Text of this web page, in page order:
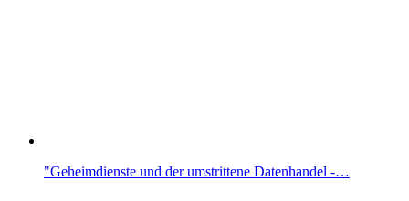
"Geheimdienste und der umstrittene Datenhandel -…